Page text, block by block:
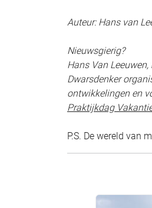
Auteur: Hans van
Nieuwsgierig?
Hans Van
Dwarsdenker
ontwikkelingen en
Praktijkdag
P.S. De wereld van